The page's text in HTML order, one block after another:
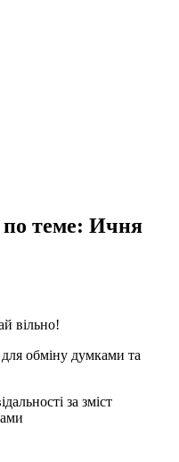
по теме: Ичня
вільно!
обміну думками та
за зміст